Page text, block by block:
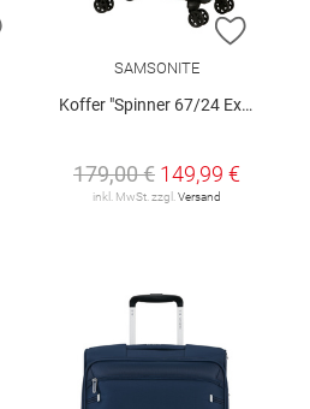
ZUR WUNSCHLISTE HINZUFÜGEN
ZUR
SAMSONITE
Koffer "Spinner 67/24 Exp"
179,00 € 149,99 €
inkl. MwSt. zzgl. Versand